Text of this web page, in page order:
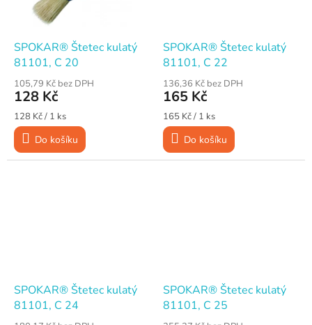
SPOKAR® Štetec kulatý
81101, C 20
105,79 Kč bez DPH
128 Kč
Měrná
cena:
128 Kč / 1 ks
Do košíku
SPOKAR® Štetec kulatý
81101, C 22
136,36 Kč bez DPH
165 Kč
Měrná
cena:
165 Kč / 1 ks
Do košíku
SPOKAR® Štetec kulatý
81101, C 24
SPOKAR® Štetec kulatý
81101, C 25